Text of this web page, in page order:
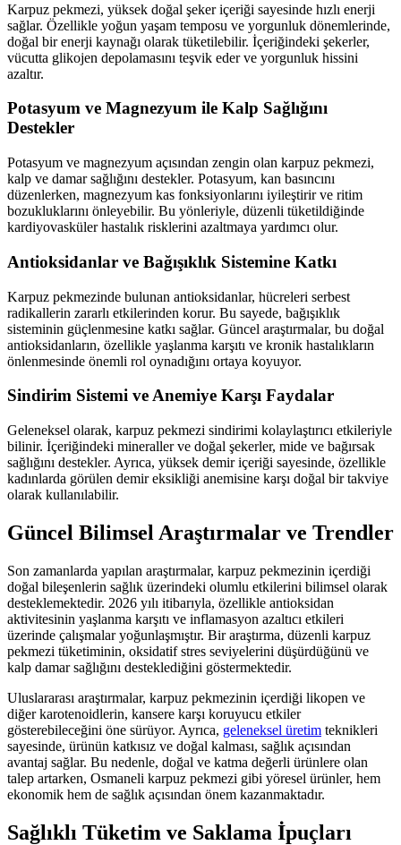
Karpuz pekmezi, yüksek doğal şeker içeriği sayesinde hızlı enerji
sağlar. Özellikle yoğun yaşam temposu ve yorgunluk dönemlerinde,
doğal bir enerji kaynağı olarak tüketilebilir. İçeriğindeki şekerler,
vücutta glikojen depolamasını teşvik eder ve yorgunluk hissini
azaltır.
Potasyum ve Magnezyum ile Kalp Sağlığını
Destekler
Potasyum ve magnezyum açısından zengin olan karpuz pekmezi,
kalp ve damar sağlığını destekler. Potasyum, kan basıncını
düzenlerken, magnezyum kas fonksiyonlarını iyileştirir ve ritim
bozukluklarını önleyebilir. Bu yönleriyle, düzenli tüketildiğinde
kardiyovasküler hastalık risklerini azaltmaya yardımcı olur.
Antioksidanlar ve Bağışıklık Sistemine Katkı
Karpuz pekmezinde bulunan antioksidanlar, hücreleri serbest
radikallerin zararlı etkilerinden korur. Bu sayede, bağışıklık
sisteminin güçlenmesine katkı sağlar. Güncel araştırmalar, bu doğal
antioksidanların, özellikle yaşlanma karşıtı ve kronik hastalıkların
önlenmesinde önemli rol oynadığını ortaya koyuyor.
Sindirim Sistemi ve Anemiye Karşı Faydalar
Geleneksel olarak, karpuz pekmezi sindirimi kolaylaştırıcı etkileriyle
bilinir. İçeriğindeki mineraller ve doğal şekerler, mide ve bağırsak
sağlığını destekler. Ayrıca, yüksek demir içeriği sayesinde, özellikle
kadınlarda görülen demir eksikliği anemisine karşı doğal bir takviye
olarak kullanılabilir.
Güncel Bilimsel Araştırmalar ve Trendler
Son zamanlarda yapılan araştırmalar, karpuz pekmezinin içerdiği
doğal bileşenlerin sağlık üzerindeki olumlu etkilerini bilimsel olarak
desteklemektedir. 2026 yılı itibarıyla, özellikle antioksidan
aktivitesinin yaşlanma karşıtı ve inflamasyon azaltıcı etkileri
üzerinde çalışmalar yoğunlaşmıştır. Bir araştırma, düzenli karpuz
pekmezi tüketiminin, oksidatif stres seviyelerini düşürdüğünü ve
kalp damar sağlığını desteklediğini göstermektedir.
Uluslararası araştırmalar, karpuz pekmezinin içerdiği likopen ve
diğer karotenoidlerin, kansere karşı koruyucu etkiler
gösterebileceğini öne sürüyor. Ayrıca, geleneksel üretim teknikleri
sayesinde, ürünün katkısız ve doğal kalması, sağlık açısından
avantaj sağlar. Bu nedenle, doğal ve katma değerli ürünlere olan
talep artarken, Osmaneli karpuz pekmezi gibi yöresel ürünler, hem
ekonomik hem de sağlık açısından önem kazanmaktadır.
Sağlıklı Tüketim ve Saklama İpuçları